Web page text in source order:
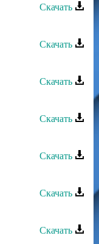
Скачать
Скачать
Скачать
Скачать
Скачать
Скачать
Скачать